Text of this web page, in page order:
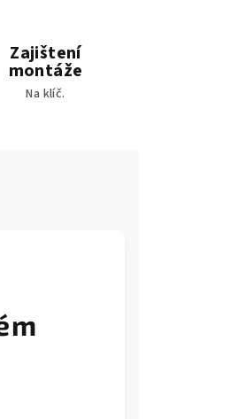
Zajištení
montáže
Na klíč.